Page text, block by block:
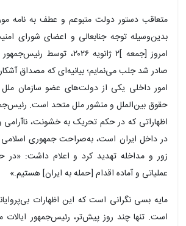
بدین‌وسیله توجه جنابعالی و اعضای شورای امنیت
امروز [جمعه ]۲ ژانویه ۲۰۲۶، توسط
صادر شد جلب می‌نمایم؛ بیانیه‌ای که مصداق آشکار
امور داخلی یکی از دولت‌های عضو سازمان ملل
حقوق بین‌الملل و منشور ملل متحد است. رئیس‌جمهور
اظهاراتی که در حکم تحریک به خشونت، ناآرامی و
در داخل ایران است، به‌صراحت جمهوری اسلامی
زور و مداخله تهدید کرد و اعلام داشت: «در
عملیاتی و آماده اقدام [حمله به ایران] هستیم.»
مایه بسی نگرانی است که این اظهاراتبی‌پروایانه
است. تنها چند روز پیش‌تر، رئیس‌جمهور ایالات